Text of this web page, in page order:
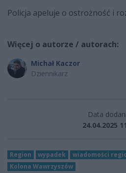
Policja apeluje o ostrożność i
Więcej o autorze / autorach:
Michał Kaczor
Dziennikarz
Data
24.04.2025
Region wypadek wiadomości
Kolona Wawrzyszów